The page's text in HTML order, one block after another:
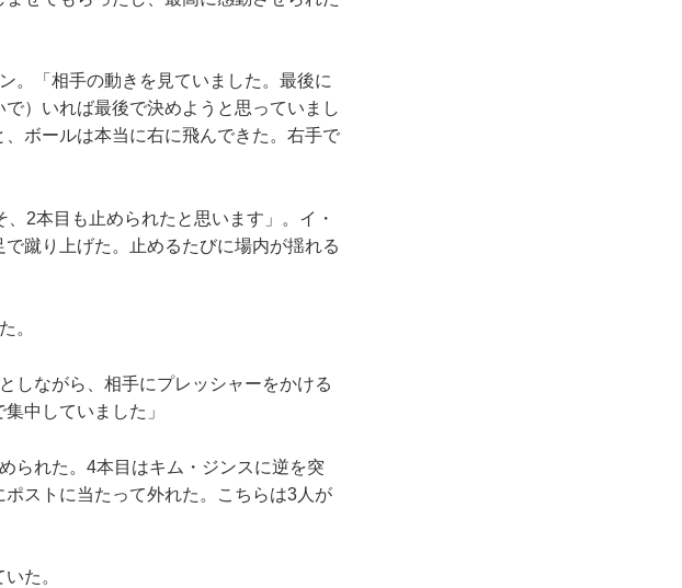
。「相手の動きを見ていました。最後に
）いれば最後で決めようと思っていまし
ボールは本当に右に飛んできた。右手で
2本目も止められたと思います」。イ・
蹴り上げた。止めるたびに場内が揺れる
。
しながら、相手にプレッシャーをかける
中していました」
られた。4本目はキム・ジンスに逆を突
ストに当たって外れた。こちらは3人が
た。